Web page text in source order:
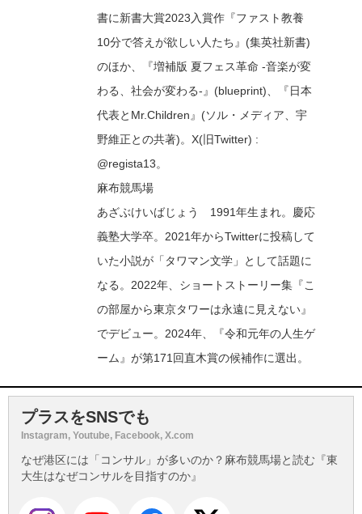
書に新書大賞2023入賞作『ファスト教養
10分で答えが欲しい人たち』(集英社新書)
のほか、『増補版 夏フェス革命 -音楽が変
わる、社会が変わる-』(blueprint)、『日本
代表とMr.Children』(ソル・メディア、宇
野維正との共著)。X(旧Twitter) :
@regista13。
麻布競馬場
あざぶけいばじょう 1991年生まれ。慶応
義塾大学卒。2021年からTwitterに投稿して
いた小説が「タワマン文学」として話題に
なる。2022年、ショートストーリー集 『こ
の部屋から東京タワーは永遠に見えない』
でデビュー。2024年、
『令和元年の人生ゲ
ーム』 が第171回直木賞の候補作に選出。
プラスをSNSでも
Instagram, Youtube, Facebook, X.com
なぜ港区には「コンサル」が多いのか？麻布競馬場と読む『東
大生はなぜコンサルを目指すのか』